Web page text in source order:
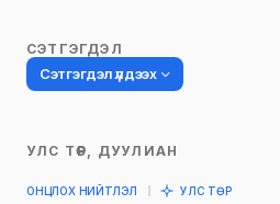
СЭТГЭГДЭЛ
Сэтгэгдэл үлдээх
Таны имэйл хаягийг нийтлэхгүй.
УЛС ТӨР, ДУУЛИАН
ОНЦЛОХ НИЙТЛЭЛ УЛС ТӨР